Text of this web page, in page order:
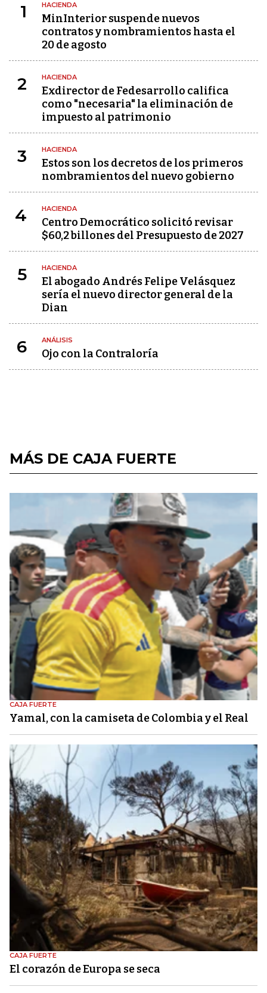
1 HACIENDA
MinInterior suspende nuevos
contratos y nombramientos hasta el
20 de agosto
2 HACIENDA
Exdirector de Fedesarrollo califica
como "necesaria" la eliminación de
impuesto al patrimonio
3 HACIENDA
Estos son los decretos de los primeros
nombramientos del nuevo gobierno
4 HACIENDA
Centro Democrático solicitó revisar
$60,2 billones del Presupuesto de 2027
5 HACIENDA
El abogado Andrés Felipe Velásquez
sería el nuevo director general de la
Dian
6 ANÁLISIS
Ojo con la Contraloría
MÁS DE CAJA FUERTE
CAJA FUERTE
Yamal, con la camiseta de Colombia y el Real
CAJA FUERTE
El corazón de Europa se seca